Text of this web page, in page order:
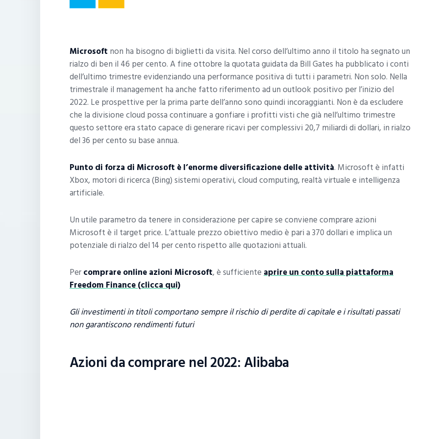
Microsoft non ha bisogno di biglietti da visita. Nel corso dell’ultimo anno il titolo ha segnato un
rialzo di ben il 46 per cento. A fine ottobre la quotata guidata da Bill Gates ha pubblicato i conti
dell’ultimo trimestre evidenziando una performance positiva di tutti i parametri. Non solo. Nella
trimestrale il management ha anche fatto riferimento ad un outlook positivo per l’inizio del
2022. Le prospettive per la prima parte dell’anno sono quindi incoraggianti. Non è da escludere
che la divisione cloud possa continuare a gonfiare i profitti visti che già nell’ultimo trimestre
questo settore era stato capace di generare ricavi per complessivi 20,7 miliardi di dollari, in rialzo
del 36 per cento su base annua.
Punto di forza di Microsoft è l’enorme diversificazione delle attività. Microsoft è infatti
Xbox, motori di ricerca (Bing) sistemi operativi, cloud computing, realtà virtuale e intelligenza
artificiale.
Un utile parametro da tenere in considerazione per capire se conviene comprare azioni
Microsoft è il target price. L’attuale prezzo obiettivo medio è pari a 370 dollari e implica un
potenziale di rialzo del 14 per cento rispetto alle quotazioni attuali.
Percomprare online azioni Microsoft, è sufficienteaprire un conto sulla piattaforma
Freedom Finance (clicca qui)
Gli investimenti in titoli comportano sempre il rischio di perdite di capitale e i risultati passati
non garantiscono rendimenti futuri
Azioni da comprare nel 2022: Alibaba